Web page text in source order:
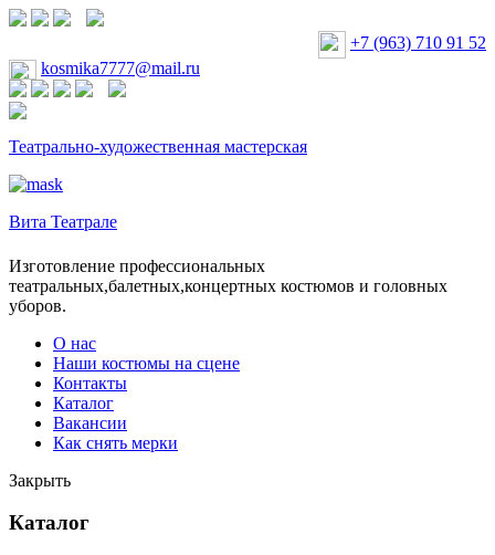
+7 (963) 710 91 52
kosmika7777@mail.ru
Театрально-художественная мастерская
Вита Театрале
Изготовление профессиональных
театральных,балетных,концертных костюмов и головных
уборов.
О нас
Наши костюмы на сцене
Контакты
Каталог
Вакансии
Как снять мерки
Закрыть
Каталог